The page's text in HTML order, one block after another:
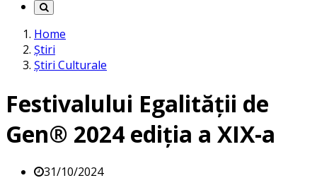
Home
Știri
Știri Culturale
Festivalului Egalității de
Gen® 2024 ediția a XIX-a
31/10/2024